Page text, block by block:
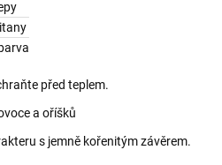
před teplem.
a oříšků
s jemně kořenitým závěrem.